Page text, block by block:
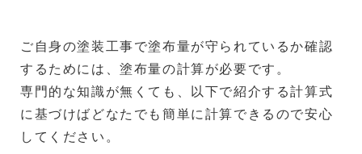
ご自身の塗装工事で塗布量が守られているか確認
するためには、塗布量の計算が必要です。
専門的な知識が無くても、以下で紹介する計算式
に基づけばどなたでも簡単に計算できるので安心
してください。